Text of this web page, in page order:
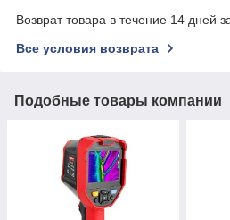
Возврат товара в течение 14 дней
Все условия возврата
Подобные товары компании